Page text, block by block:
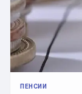
ПЕНСИИ